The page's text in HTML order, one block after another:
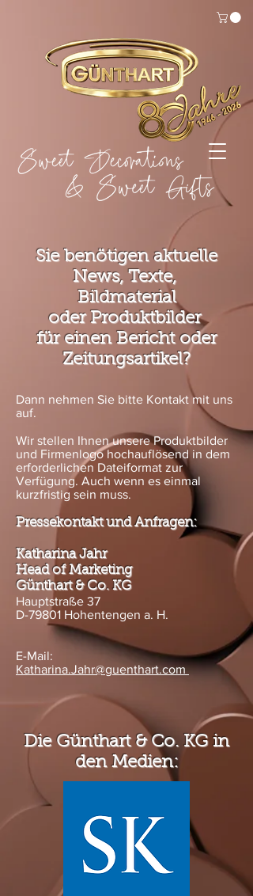
Sie benötigen aktuelle
News, Texte,
Bildmaterial
oderProduktbilder
für einen Bericht oder
Zeitungsartikel?
Dann nehmen Sie bitte Kontakt mit uns
auf.
Wir stellen Ihnen unsere Produktbilder
und Firmenlogo hochauflösend in dem
erforderlichen Dateiformat zur
Verfügung. Auch wenn es einmal
kurzfristig sein muss.
Pressekontakt und Anfragen:
Katharina Jahr
Head of Marketing
Günthart & Co. KG
Hauptstraße 37
D-79801 Hohentengen a. H.
E-Mail:
Katharina.Jahr@guenthart.com
Die Günthart & Co. KG in
den Medien: